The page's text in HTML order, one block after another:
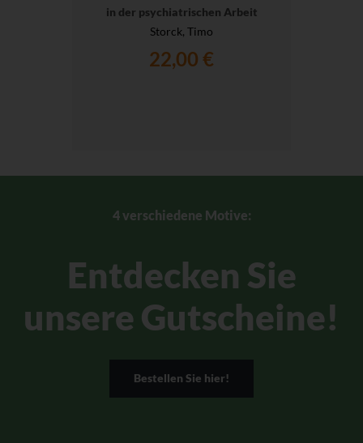
in der psychiatrischen Arbeit
Storck, Timo
22,00 €
4 verschiedene Motive:
Entdecken Sie
unsere Gutscheine!
Bestellen Sie hier!